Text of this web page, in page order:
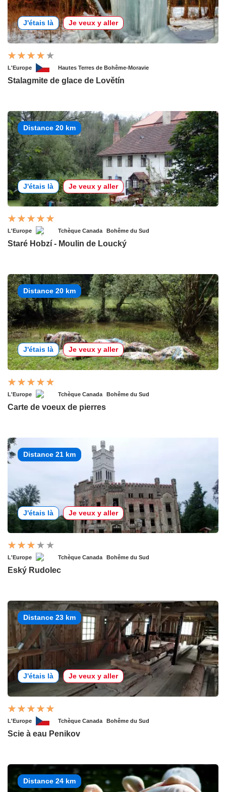
J'étais là Je veux y aller
L'Europe Hautes Terres de Bohême-Moravie
Stalagmite de glace de Lovětín
Distance 20 km
J'étais là Je veux y aller
L'Europe Tchèque Canada Bohême du Sud
Staré Hobzí - Moulin de Loucký
Distance 20 km
J'étais là Je veux y aller
L'Europe Tchèque Canada Bohême du Sud
Carte de voeux de pierres
Distance 21 km
J'étais là Je veux y aller
L'Europe Tchèque Canada Bohême du Sud
Eský Rudolec
Distance 23 km
J'étais là Je veux y aller
L'Europe Tchèque Canada Bohême du Sud
Scie à eau Penikov
Distance 24 km